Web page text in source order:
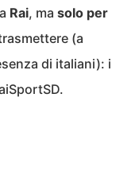
Rai, ma solo per
(a
di italiani): i